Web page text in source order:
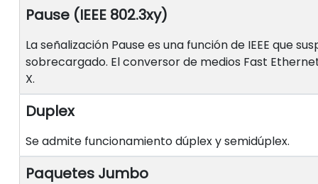
Pause (IEEE 802.3xy)
La señalización Pause es una función de IEEE que
sobrecargado. El conversor de medios Fast
X.
Duplex
Se admite funcionamiento dúplex y semidúplex.
Paquetes Jumbo